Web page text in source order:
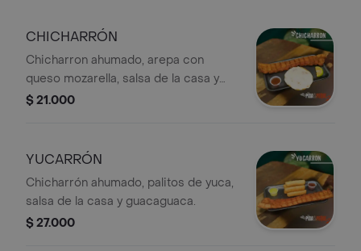
CHICHARRÓN
Chicharron ahumado, arepa con
queso mozarella, salsa de la casa y
limon.
$ 21.000
YUCARRÓN
Chicharrón ahumado, palitos de yuca,
salsa de la casa y guacaguaca.
$ 27.000